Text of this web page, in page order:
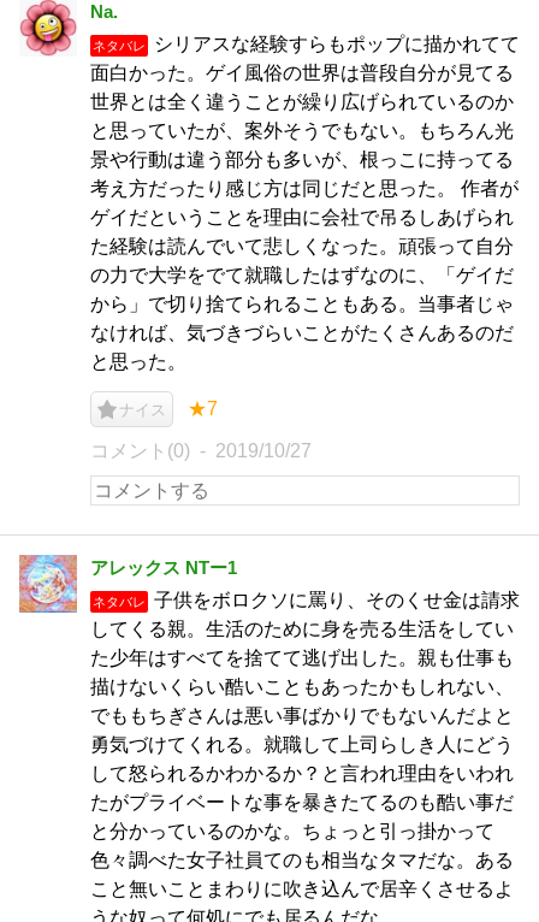
Na.
ネタバレ
シリアスな経験すらもポップに描かれてて
面白かった。ゲイ風俗の世界は普段自分が見てる
世界とは全く違うことが繰り広げられているのか
と思っていたが、案外そうでもない。もちろん光
景や行動は違う部分も多いが、根っこに持ってる
考え方だったり感じ方は同じだと思った。 作者が
ゲイだということを理由に会社で吊るしあげられ
た経験は読んでいて悲しくなった。頑張って自分
の力で大学をでて就職したはずなのに、「ゲイだ
から」で切り捨てられることもある。当事者じゃ
なければ、気づきづらいことがたくさんあるのだ
と思った。
ナイス ★7
コメント(0) 2019/10/27
アレックス NTー1
ネタバレ
子供をボロクソに罵り、そのくせ金は請求
してくる親。生活のために身を売る生活をしてい
た少年はすべてを捨てて逃げ出した。親も仕事も
描けないくらい酷いこともあったかもしれない、
でももちぎさんは悪い事ばかりでもないんだよと
勇気づけてくれる。就職して上司らしき人にどう
して怒られるかわかるか？と言われ理由をいわれ
たがプライベートな事を暴きたてるのも酷い事だ
と分かっているのかな。ちょっと引っ掛かって
色々調べた女子社員てのも相当なタマだな。ある
こと無いことまわりに吹き込んで居辛くさせるよ
うな奴って何処にでも居るんだな。